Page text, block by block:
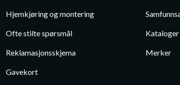
Hjemkjøring og montering
Ofte stilte spørsmål
Reklamasjonsskjema
Gavekort
Kataloger
Merker